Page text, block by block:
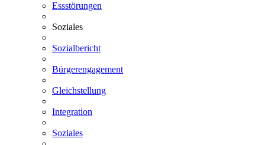
Essstörungen
Soziales
Sozialbericht
Bürgerengagement
Gleichstellung
Integration
Soziales